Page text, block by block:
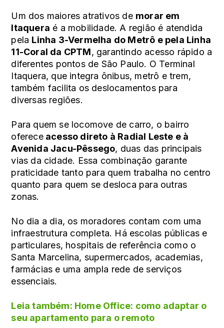
Um dos maiores atrativos de morar em
Itaquera é a mobilidade. A região é atendida
pela Linha 3-Vermelha do Metrô e pela Linha
11-Coral da CPTM, garantindo acesso rápido a
diferentes pontos de São Paulo. O Terminal
Itaquera, que integra ônibus, metrô e trem,
também facilita os deslocamentos para
diversas regiões.
Para quem se locomove de carro, o bairro
ofereceacesso direto à Radial Leste e à
Avenida Jacu-Pêssego, duas das principais
vias da cidade. Essa combinação garante
praticidade tanto para quem trabalha no centro
quanto para quem se desloca para outras
zonas.
No dia a dia, os moradores contam com uma
infraestrutura completa. Há escolas públicas e
particulares, hospitais de referência como o
Santa Marcelina, supermercados, academias,
farmácias e uma ampla rede de serviços
essenciais.
Leia também: Home Office: como adaptar o
seu apartamento para o remoto